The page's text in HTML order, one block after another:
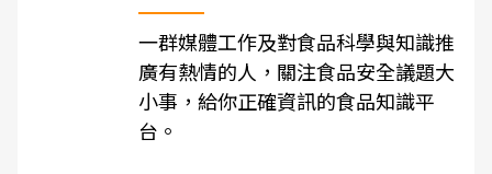
一群媒體工作及對食品科學與知識推
廣有熱情的人，關注食品安全議題大
小事，給你正確資訊的食品知識平
台。